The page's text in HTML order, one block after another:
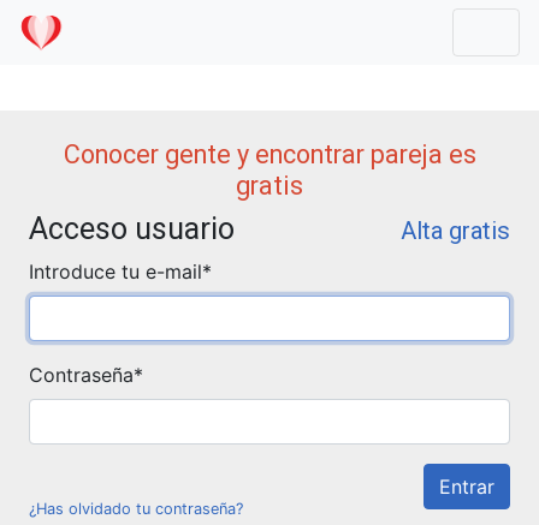
Conocer gente y encontrar pareja es
gratis
Acceso usuario Alta gratis
Introduce tu e-mail*
Contraseña*
¿Has olvidado tu contraseña?